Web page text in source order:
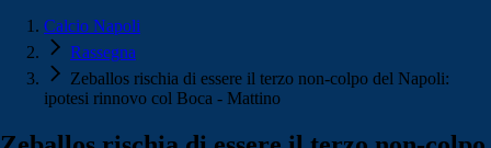
Calcio Napoli
Rassegna
Zeballos rischia di essere il terzo non-colpo del Napoli:
ipotesi rinnovo col Boca - Mattino